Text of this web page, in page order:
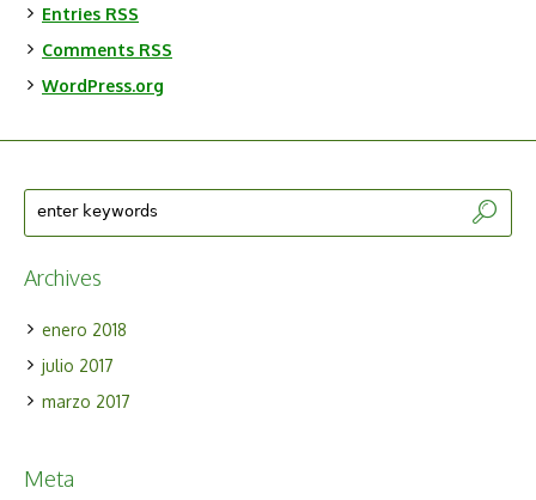
Entries RSS
Comments RSS
WordPress.org
Archives
enero 2018
julio 2017
marzo 2017
Meta